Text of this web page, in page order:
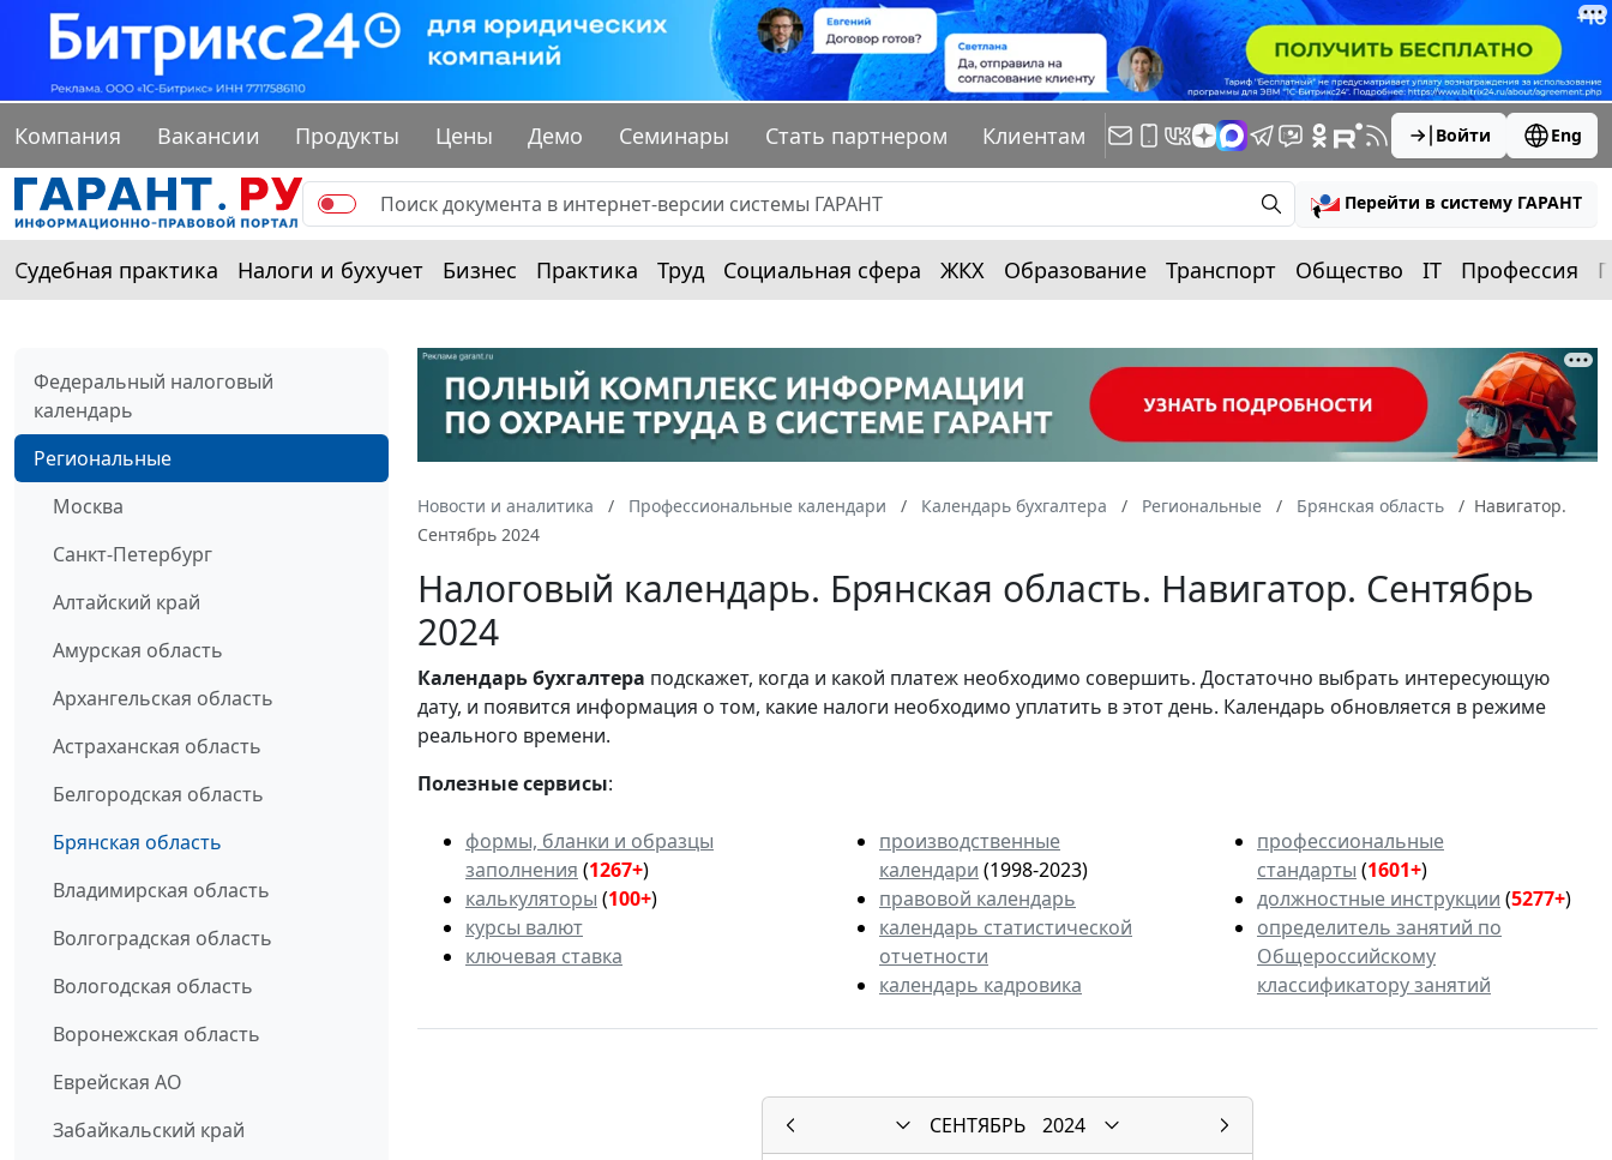
Компания Вакансии Продукты Цены Демо Семинары Стать партнером Клиентам Войти Eng
Перейти в систему ГАРАНТ
Судебная практика Налоги и бухучет Бизнес Практика Труд Социальная сфера ЖКХ Образование Транспорт Общество IT Профессия
Федеральный налоговый
календарь
Региональные
Москва
Санкт-Петербург
Алтайский край
Амурская область
Архангельская область
Астраханская область
Белгородская область
Брянская область
Владимирская область
Волгоградская область
Вологодская область
Воронежская область
Еврейская АО
Забайкальский край
Новости и аналитика Профессиональные календари Календарь бухгалтера Региональные Брянская область
Навигатор.
Сентябрь 2024
Налоговый календарь. Брянская область. Навигатор. Сентябрь
2024
Календарьбухгалтера подскажет, когда и какой платеж необходимо совершить. Достаточно выбрать интересующую
дату, и появится информация о том, какие налоги необходимо уплатить в этот день. Календарь обновляется в режиме
реального времени.
Полезные сервисы:
формы, бланки и образцы
заполнения (1267+)
калькуляторы (100+)
курсы валют
ключевая ставка
производственные
календари (1998-2023)
правовой календарь
календарь статистической
отчетности
календарь кадровика
профессиональные
стандарты (1601+)
должностные инструкции (5277+)
определитель занятий по
Общероссийскому
классификатору занятий
СЕНТЯБРЬ
2024